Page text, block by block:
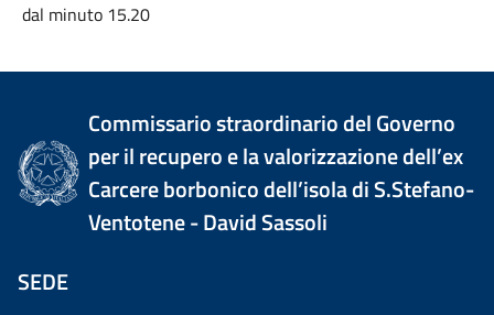
dal minuto 15.20
Commissario straordinario del Governo
per il recupero e la valorizzazione dell’ex
Carcere borbonico dell’isola di S.Stefano-
Ventotene - David Sassoli
SEDE